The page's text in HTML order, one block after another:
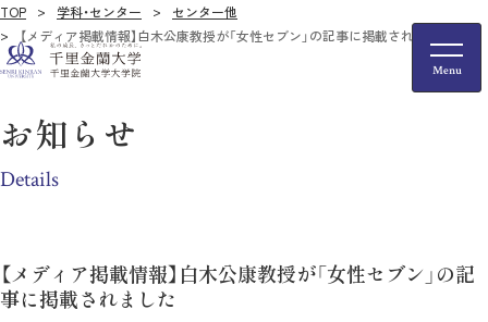
TOP 学科・センター
センター他
【メディア掲載情報】白木公康教授が「女性セブン」の記事に掲載されました
お知らせ
Details
【メディア掲載情報】白木公康教授が「女性セブン」の記
事に掲載されました